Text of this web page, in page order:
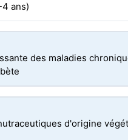
ans)
des maladies
d'origine